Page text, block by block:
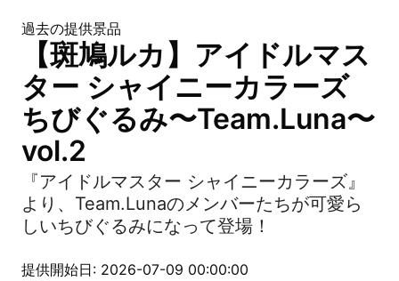
過去の提供景品
【斑鳩ルカ】アイドルマス
ター シャイニーカラーズ
ちびぐるみ〜Team.Luna〜
vol.2
『アイドルマスター シャイニーカラーズ』
より、Team.Lunaのメンバーたちが可愛ら
しいちびぐるみになって登場！
提供開始日: 2026-07-09 00:00:00